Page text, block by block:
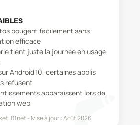
bougent facilement sans
efficace
tient juste la journée en usage
Android 10, certaines applis
refusent
apparaissent lors de
web
01net Mise à jour :Août 2026